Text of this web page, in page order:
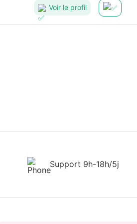
Voir le profil
Support 9h-18h/5j